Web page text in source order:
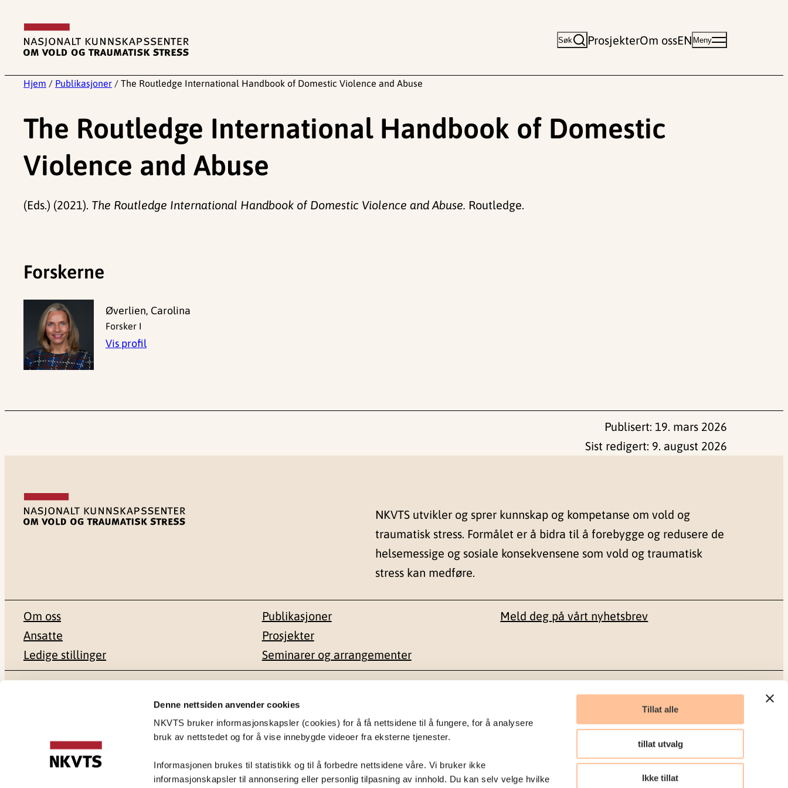
Denne nettsiden anvender cookies
NKVTS bruker informasjonskapsler (cookies) for å få nettsidene til å fungere, for å analysere
bruk av nettstedet og for å vise innebygde videoer fra eksterne tjenester.
Informasjonen brukes til statistikk og til å forbedre nettsidene våre. Vi bruker ikke
informasjonskapsler til annonsering eller personlig tilpasning av innhold. Du kan selv velge hvilke
Tillat alle
tillat utvalg
Ikke tillat
innhold
Søk ProsjekterOm ossEN Meny
Hjem / Publikasjoner / The Routledge International Handbook of Domestic Violence and Abuse
The Routledge International Handbook of Domestic
Violence and Abuse
(Eds.) (2021). The Routledge International Handbook of Domestic Violence and Abuse. Routledge.
Forskerne
Øverlien, Carolina
Forsker I
Vis profil
Publisert: 19. mars 2026
Sist redigert: 9. august 2026
NKVTS utvikler og sprer kunnskap og kompetanse om vold og
traumatisk stress. Formålet er å bidra til å forebygge og redusere de
helsemessige og sosiale konsekvensene som vold og traumatisk
stress kan medføre.
Om oss
Ansatte
Ledige stillinger
Publikasjoner
Prosjekter
Seminarer og arrangementer
Meld deg på vårt nyhetsbrev
0409 Oslo
Besøksadresse
Gullhaugveien 1-3
22 59 55 00
postmottak@nkvts.no
Sosiale medier
Facebook
LinkedIn